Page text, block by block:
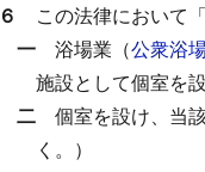
６ この法律において
一 浴場業（公衆浴
施設として個室を
二 個室を設け、当
く。）